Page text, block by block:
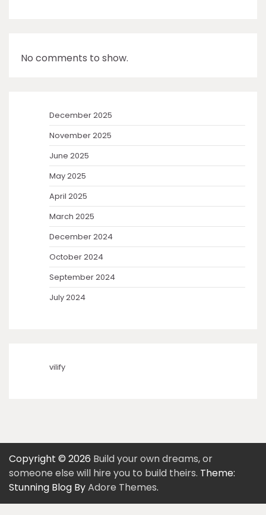
No comments to show.
December 2025
November 2025
June 2025
May 2025
April 2025
March 2025
December 2024
October 2024
September 2024
July 2024
vilify
Copyright © 2026 Build your own dreams, or
someone else will hire you to build theirs. Theme:
Stunning Blog ByAdore Themes.